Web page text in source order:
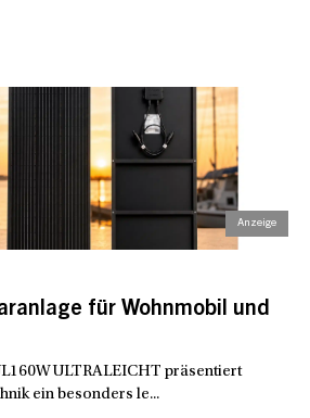
für Wohnmobil und
ULTRALEICHT präsentiert
ein besonders le...